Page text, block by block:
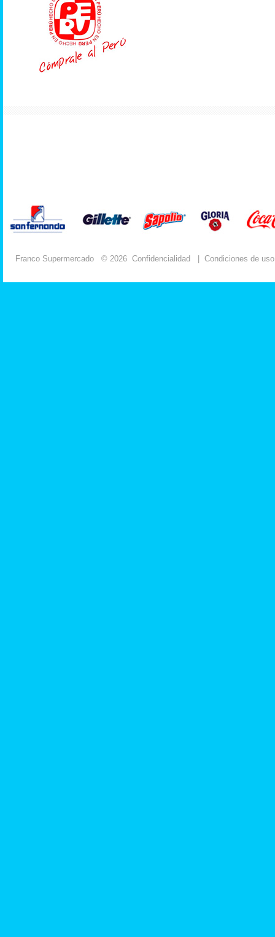
Franco Supermercado © 2026 Confidencialidad Condiciones de uso